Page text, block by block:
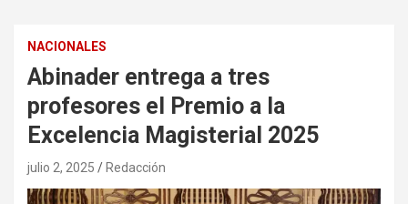
NACIONALES
Abinader entrega a tres
profesores el Premio a la
Excelencia Magisterial 2025
julio 2, 2025 Redacción